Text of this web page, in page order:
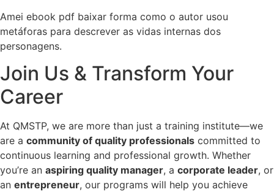
Amei ebook pdf baixar forma como o autor usou
metáforas para descrever as vidas internas dos
personagens.
Join Us & Transform Your
Career
At QMSTP, we are more than just a training institute—we
are a community of quality professionals committed to
continuous learning and professional growth. Whether
you’re an aspiring quality manager, a corporate leader, or
an entrepreneur, our programs will help you achieve